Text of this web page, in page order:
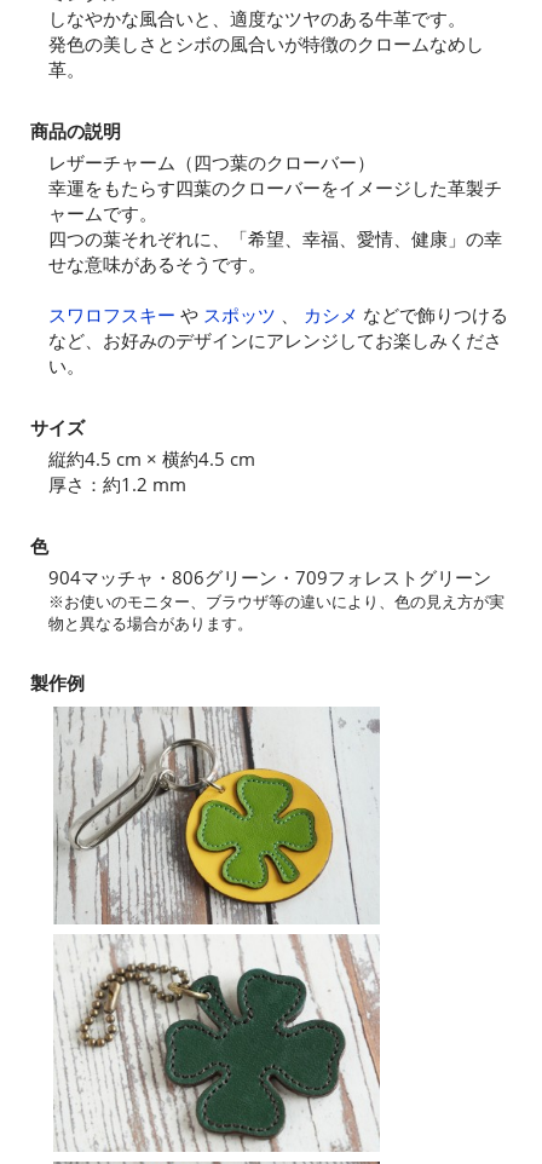
しなやかな風合いと、適度なツヤのある牛革です。
発色の美しさとシボの風合いが特徴のクロームなめし
革。
商品の説明
レザーチャーム（四つ葉のクローバー）
幸運をもたらす四葉のクローバーをイメージした革製チ
ャームです。
四つの葉それぞれに、「希望、幸福、愛情、健康」の幸
せな意味があるそうです。
スワロフスキー や スポッツ 、 カシメ などで飾りつける
など、お好みのデザインにアレンジしてお楽しみくださ
い。
サイズ
縦約4.5 cm × 横約4.5 cm
厚さ：約1.2 mm
色
904マッチャ・806グリーン・709フォレストグリーン
※お使いのモニター、ブラウザ等の違いにより、色の見え方が実
物と異なる場合があります。
製作例